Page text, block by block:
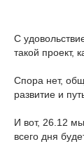
С
такой проект,
Спора нет,
развитие и
И вот, 26.12
всего дня